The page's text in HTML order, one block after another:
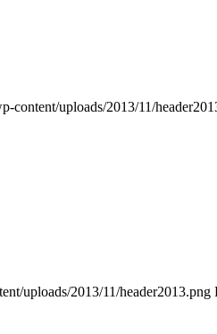
content/uploads/2013/11/
uploads/2013/11/header2013.png